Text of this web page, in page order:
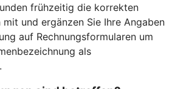
frühzeitig die korrekten
und ergänzen Sie Ihre Angaben
auf Rechnungsformularen um
als